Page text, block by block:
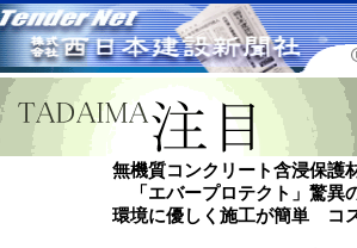
無機質コンクリート含浸保護
「エバープロテクト」驚異
環境に優しく施工が簡単 コ